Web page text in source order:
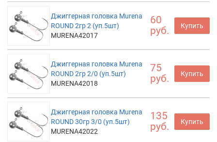
Джиггерная головка Murena
ROUND 2гр 2 (уп.5шт)
MURENA42017
60
руб.
Купить
Джиггерная головка Murena
ROUND 2гр 2/0 (уп.5шт)
MURENA42018
75
руб.
Купить
Джиггерная головка Murena
ROUND 30гр 3/0 (уп.5шт)
MURENA42022
135
руб.
Купить